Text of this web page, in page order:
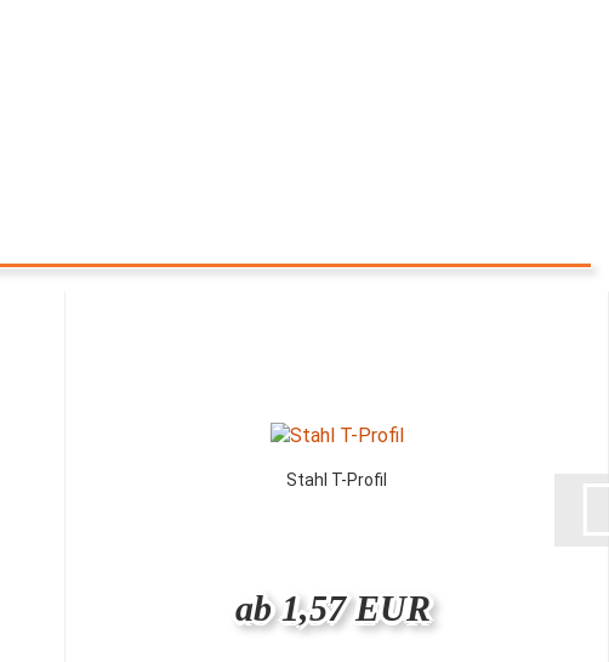
Stahl T-Profil
ab 1,57 EUR